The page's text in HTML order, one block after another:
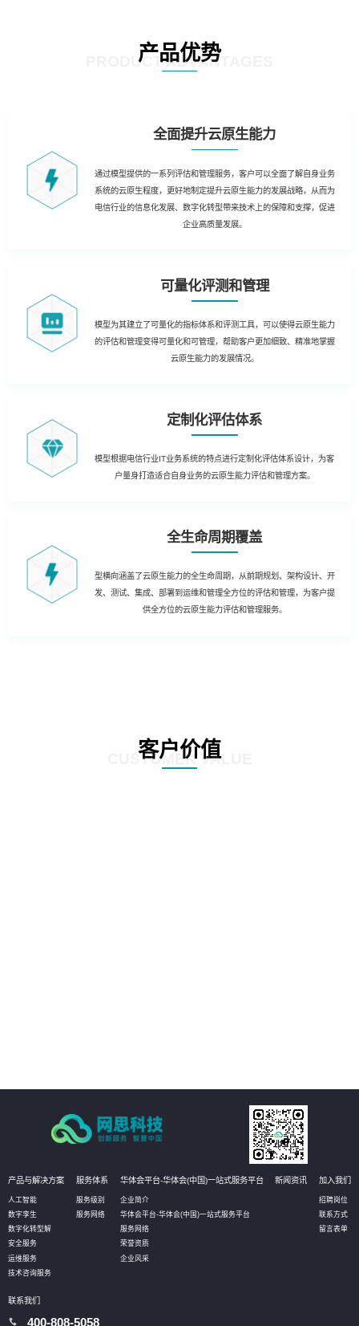
产品优势
PRODUCT ADVANTAGES
全面提升云原生能力
通过模型提供的一系列评估和管理服务，客户可以全面了解自身业务
系统的云原生程度，更好地制定提升云原生能力的发展战略，从而为
电信行业的信息化发展、数字化转型带来技术上的保障和支撑，促进
企业高质量发展。
可量化评测和管理
模型为其建立了可量化的指标体系和评测工具，可以使得云原生能力
的评估和管理变得可量化和可管理，帮助客户更加细致、精准地掌握
云原生能力的发展情况。
定制化评估体系
模型根据电信行业IT业务系统的特点进行定制化评估体系设计，为客
户量身打造适合自身业务的云原生能力评估和管理方案。
全生命周期覆盖
型横向涵盖了云原生能力的全生命周期，从前期规划、架构设计、开
发、测试、集成、部署到运维和管理全方位的评估和管理，为客户提
供全方位的云原生能力评估和管理服务。
客户价值
CUSTOMER VALUE
产品与解决方案
人工智能
数字孪生
数字化转型解
安全服务
运维服务
技术咨询服务
服务体系
服务级别
服务网络
华体会平台-华体会(中国)一站式服务平台
企业简介
华体会平台-华体会(中国)一站式服务平台
服务网络
荣誉资质
企业风采
新闻资讯 加入我们
招聘岗位
联系方式
留言表单
联系我们
400-808-5058